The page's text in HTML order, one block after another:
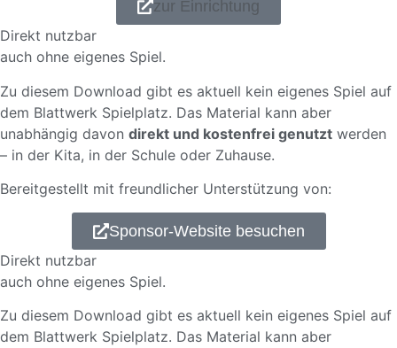
zur Einrichtung
Direkt nutzbar
auch ohne eigenes Spiel.
Zu diesem Download gibt es aktuell kein eigenes Spiel auf
dem Blattwerk Spielplatz. Das Material kann aber
unabhängig davon direkt und kostenfrei genutzt werden
– in der Kita, in der Schule oder Zuhause.
Bereitgestellt mit freundlicher Unterstützung von:
Sponsor-Website besuchen
Direkt nutzbar
auch ohne eigenes Spiel.
Zu diesem Download gibt es aktuell kein eigenes Spiel auf
dem Blattwerk Spielplatz. Das Material kann aber